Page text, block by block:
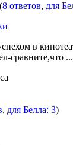
(8 ответов, для
в
сравните,что ...
, для Белла: 3)